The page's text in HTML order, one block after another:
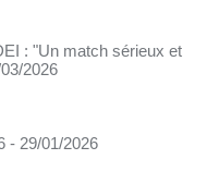
: "Un match sérieux et
2026
- 29/01/2026